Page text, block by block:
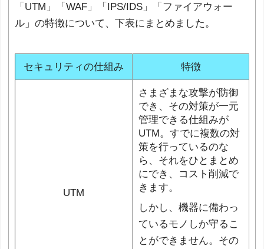
「UTM」「WAF」「IPS/IDS」「ファイアウォー
ル」の特徴について、下表にまとめました。
セキュリティの仕組み 特徴
UTM
さまざまな攻撃が防御
でき、その対策が一元
管理できる仕組みが
UTM。すでに複数の対
策を行っているのな
ら、それをひとまとめ
にでき、コスト削減で
きます。
しかし、機器に備わっ
ているモノしか守るこ
とができません。その